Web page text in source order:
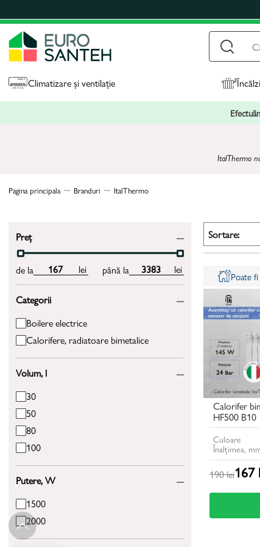
Climatizare și ventilație
ItalThermo
Pagina principala Branduri ItalThermo
Preț
de la lei până la lei
Categorii
Boilere electrice
Calorifere, radiatoare bimetalice
Volum, l
30
50
80
100
Putere, W
1500
2000
Sortare:
Poate
Calorifer
HF500 B10
Culoare
Înalțimea,
190 lei167